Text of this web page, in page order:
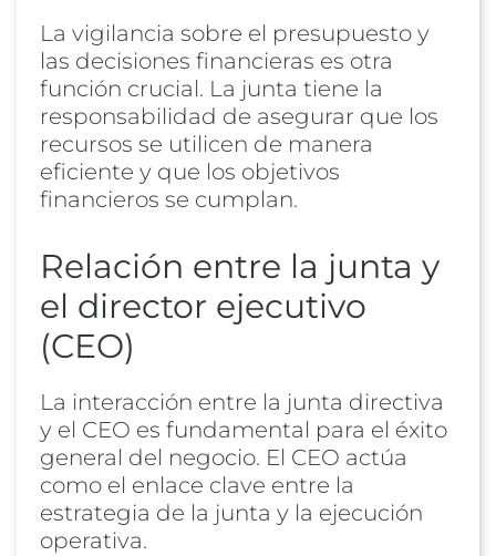
La vigilancia sobre el presupuesto y
las decisiones financieras es otra
función crucial. La junta tiene la
responsabilidad de asegurar que los
recursos se utilicen de manera
eficiente y que los objetivos
financieros se cumplan.
Relación entre la junta y
el director ejecutivo
(CEO)
La interacción entre la junta directiva
y el CEO es fundamental para el éxito
general del negocio. El CEO actúa
como el enlace clave entre la
estrategia de la junta y la ejecución
operativa.